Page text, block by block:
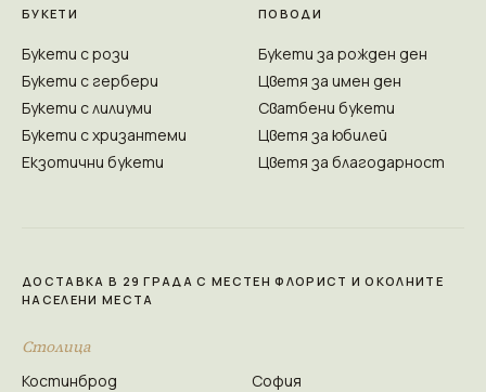
БУКЕТИ
Букети с рози
Букети с гербери
Букети с лилиуми
Букети с хризантеми
Екзотични букети
ПОВОДИ
Букети за рожден ден
Цветя за имен ден
Сватбени букети
Цветя за юбилей
Цветя за благодарност
ДОСТАВКА В 29 ГРАДА С МЕСТЕН ФЛОРИСТ И ОКОЛНИТЕ
НАСЕЛЕНИ МЕСТА
Столица
Костинброд София